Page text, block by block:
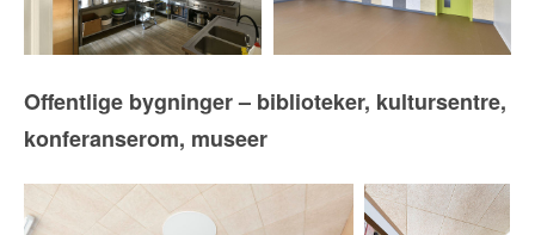
Offentlige bygninger – biblioteker, kultursentre,
konferanserom, museer